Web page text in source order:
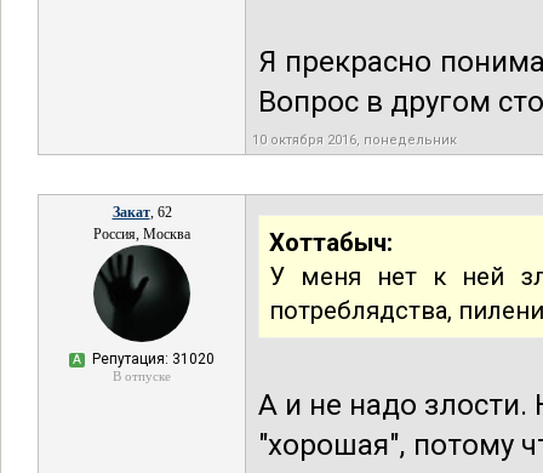
Я прекрасно
Вопрос в другом
10 октября 2016, понедельник
Закат, 62
Россия, Москва
А Репутация: 31020
В отпуске
Хоттабыч:
У меня нет к ней
потреблядства,
А и не надо
"хорошая", потому